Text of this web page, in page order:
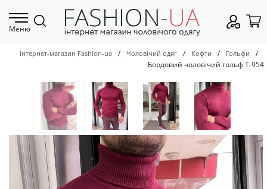
Меню
Інтернет-магазин Fashion-ua / Чоловічий одяг / Кофти / Гольфи
/
Бордовий чоловічий гольф Т-954